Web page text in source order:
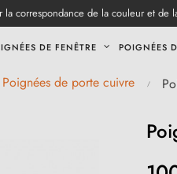
correspondance de la couleur et de
DE FENÊTRE POIGNÉES
Poignées de porte cuivre